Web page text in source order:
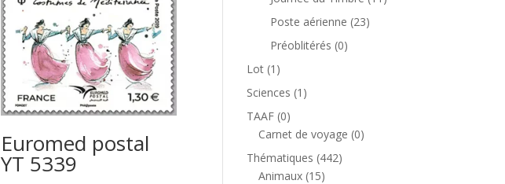
Euromed postal
YT 5339
Poste aérienne 2323
Préoblitérés 00
Lot 1 1
produit
Sciences 1 1
TAAF 00
produit
Carnet de voyage 00
Thématiques 442442
Animaux 1515